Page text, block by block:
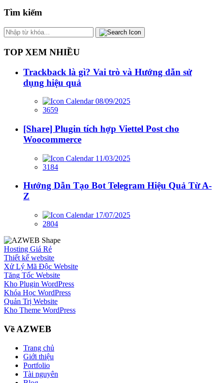
Tìm kiếm
TOP XEM NHIỀU
Trackback là gì? Vai trò và Hướng dẫn sử
dụng hiệu quả
08/09/2025
3659
[Share] Plugin tích hợp Viettel Post cho
Woocommerce
11/03/2025
3184
Hướng Dẫn Tạo Bot Telegram Hiệu Quả Từ A-
Z
17/07/2025
2804
Hosting Giá Rẻ
Thiết kế website
Xử Lý Mã Độc Website
Tăng Tốc Website
Kho Plugin WordPress
Khóa Học WordPress
Quản Trị Website
Kho Theme WordPress
Về AZWEB
Trang chủ
Giới thiệu
Portfolio
Tài nguyên